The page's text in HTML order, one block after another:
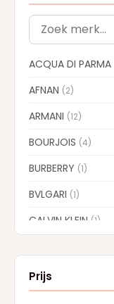
ACQUA DI PARMA
AFNAN (2)
ARMANI (12)
BOURJOIS (4)
BURBERRY (1)
BVLGARI (1)
CALVIN KLEIN (1)
CARTIER
Prijs